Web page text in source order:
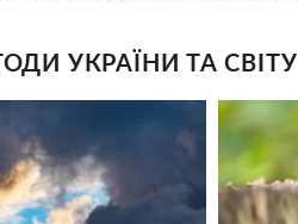
УКРАЇНИ ТА СВІТУ